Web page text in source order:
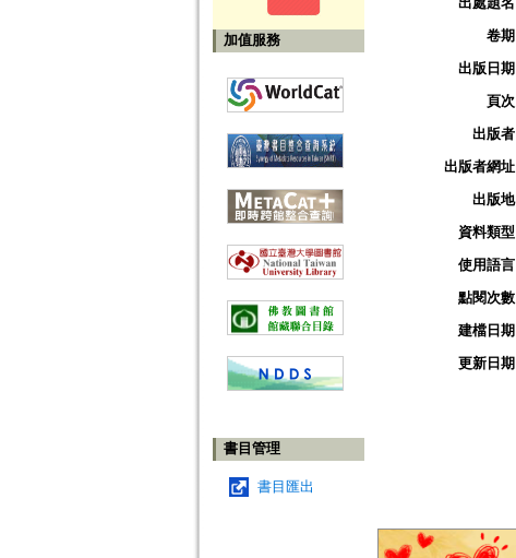
加值服務
書目管理
書目匯出
卷期
出版日期
頁次
出版者
出版者網址
出版地
資料類型
使用語言
點閱次數
建檔日期
更新日期